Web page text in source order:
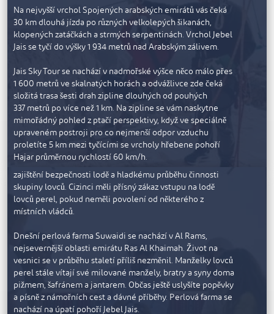
Na nejvyšší vrchol Spojených arabských emirátů vás čeká
30 km dlouhá jízda po různých velkolepých šikanách,
klopených zatáčkách a strmých serpentinách. Vrchol Jebel
Jais se tyčí do výšky 1 934 metrů nad Arabským zálivem.
Jais Sky Tour se nachází v nadmořské výšce něco málo přes
1 600 metrů ve skalnatých horách a odvážlivce zde čeká
složitá trasa šesti drah zipline dlouhých od pouhých
337 metrů po více než 1 km. Na zipline se vám naskytne
mimořádný pohled z ptačí perspektivy, když ve speciálně
upraveném postroji pro co nejmenší odpor vzduchu
proletíte 5 km mezi tyčícími se vrcholy hřebene pohoří
Hajar průměrnou rychlostí 60 km/h.
Celý zážitek trvá přibližně 2 hodiny, během nichž se budete
pohybovat po sedmi plošinách propojených šesti dráhami
zipline. Nejvyšší plošina, nebeský most, se zdánlivě vznáší
ve výšce 300 metrů nad zemí. Každý letec je usazen a
bezpečně připoután na laně vyškoleným týmem Warrior
Group.
Chcete-li si tento zážitek rezervovat on-line, kliknětezde.
Suwaidi Pearls
Lov perel je dodnes považován za jednu z nejcennějších
tradic Spojených arabských emirátů. Celé generace mužů
se potápěly pro exotické perly. V historických dobách se
při potápění používaly skřipce na nos ze želvoviny, potápěči
si zacpávali uši voskem a před každým ponorem
konzumovali velké množství sladkých datlí a kávy. Každý
muž měl přesně určeny své povinnosti, které sloužily k
zajištění bezpečnosti lodě a hladkému průběhu činnosti
skupiny lovců. Cizinci měli přísný zákaz vstupu na lodě
lovců perel, pokud neměli povolení od některého z
místních vládců.
Dnešní perlová farma Suwaidi se nachází v Al Rams,
nejsevernější oblasti emirátu Ras Al Khaimah. Život na
vesnici se v průběhu staletí příliš nezměnil. Manželky lovců
perel stále vítají své milované manžely, bratry a syny doma
pižmem, šafránem a jantarem. Občas ještě uslyšíte popěvky
a písně z námořních cest a dávné příběhy. Perlová farma se
nachází na úpatí pohoří Jebel Jais.
Středisko dobrodružství v sedle Al Wadi
Arabští koně
Arabští koně hráli v kultuře arabských emirátů vždy
nezastupitelnou roli. Jsou považováni za symbol hrdosti a